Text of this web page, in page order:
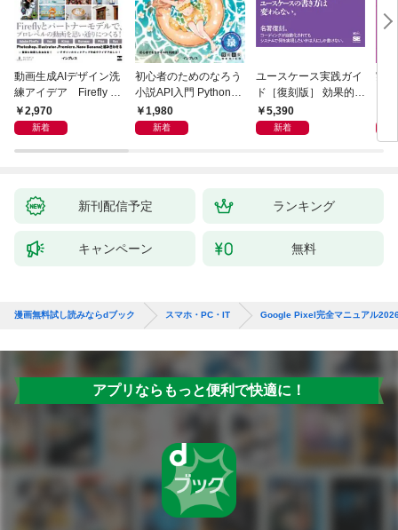
動画生成AIデザイン洗
練アイデア Firefly &
Veo， Kling， etc.
2,970
新着
初心者のためのなろう
小説API入門 Pythonで
作るデータ活用法
1,980
新着
ユースケース実践ガイ
ド［復刻版］ 効果的な
ユースケースの書き方
5,390
新着
実
新刊配信予定 ランキング
キャンペーン 無料
漫画無料試し読みならdブック スマホ・PC・IT Google Pixel完全マニュアル
アプリならもっと便利で快適に！